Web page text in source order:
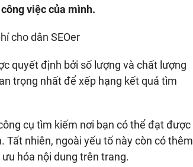
việc của mình.
quyết định bởi số lượng và chất lượng
trọng nhất để xếp hạng kết quả tìm
cụ tìm kiếm nơi bạn có thể đạt được
Tất nhiên, ngoài yếu tố này còn có thêm
hóa nội dung trên trang.